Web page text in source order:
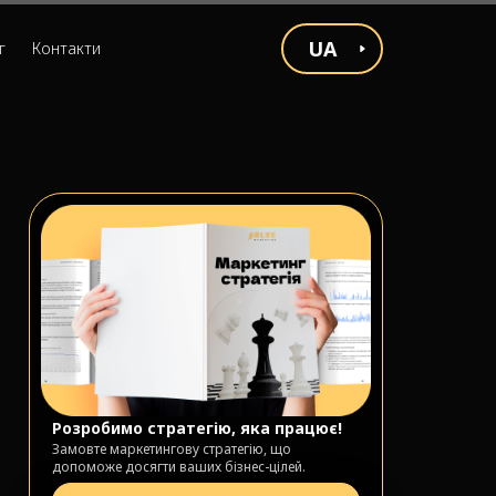
Контакти UA
Розробимо стратегію, яка працює!
Замовте маркетингову стратегію, що
допоможе досягти ваших бізнес-цілей.